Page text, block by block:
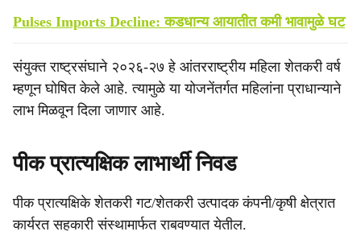
Pulses Imports Decline: कडधान्य आयातीत कमी भावामुळे घट
संयुक्त राष्ट्रसंघाने २०२६-२७ हे आंतरराष्ट्रीय महिला शेतकरी वर्ष
म्हणून घोषित केले आहे. त्यामुळे या योजनेंतर्गत महिलांना प्राधान्याने
लाभ मिळवून दिला जाणार आहे.
पीक प्रात्यक्षिक लाभार्थी निवड
पीक प्रात्यक्षिके शेतकरी गट/शेतकरी उत्पादक कंपनी/कृषी क्षेत्रात
कार्यरत सहकारी संस्थामार्फत राबवण्यात येतील.